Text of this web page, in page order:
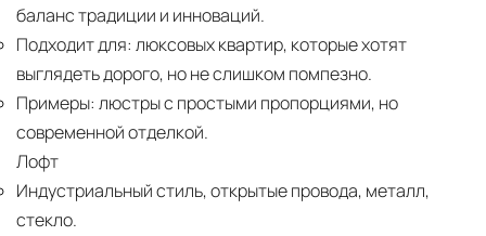
баланс традиции и инноваций.
Подходит для: люксовых квартир, которые хотят
выглядеть дорого, но не слишком помпезно.
Примеры: люстры с простыми пропорциями, но
современной отделкой.
Лофт
Индустриальный стиль, открытые провода, металл,
стекло.